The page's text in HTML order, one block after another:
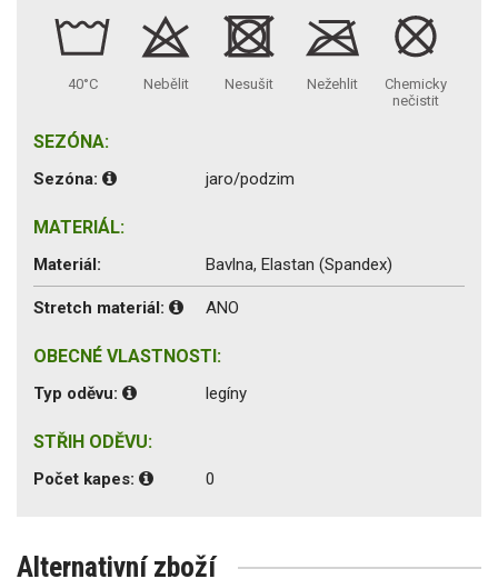
40°C Nebělit Nesušit Nežehlit
Chemicky
nečistit
SEZÓNA:
Sezóna: jaro/podzim
MATERIÁL:
Materiál: Bavlna, Elastan (Spandex)
Stretch materiál: ANO
OBECNÉ VLASTNOSTI:
Typ oděvu: legíny
STŘIH ODĚVU:
Počet kapes: 0
Alternativní zboží